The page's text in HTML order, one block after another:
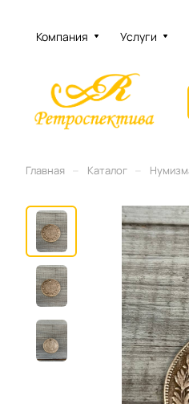
Компания Услуги
Главная Каталог